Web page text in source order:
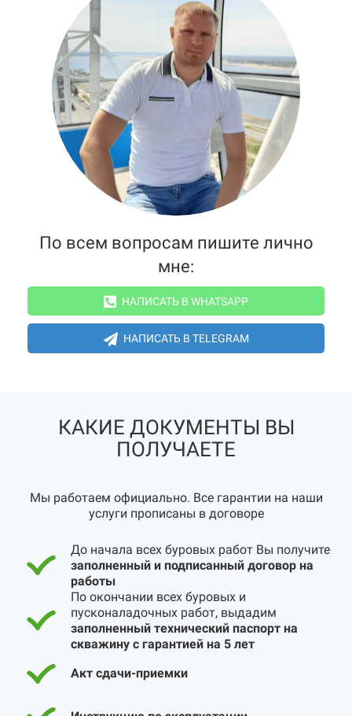
По всем вопросам пишите лично
мне:
НАПИСАТЬ В WHATSAPP
НАПИСАТЬ В TELEGRAM
КАКИЕ ДОКУМЕНТЫ ВЫ
ПОЛУЧАЕТЕ
Мы работаем официально. Все гарантии на наши
услуги прописаны в договоре
До начала всех буровых работ Вы получите
заполненный и подписанный договор на
работы
По окончании всех буровых и
пусконаладочных работ, выдадим
заполненный технический паспорт на
скважину с гарантией на 5 лет
Акт сдачи-приемки